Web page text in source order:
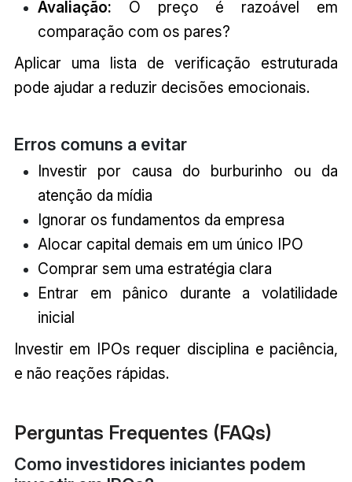
Avaliação: O preço é razoável em
comparação com os pares?
Aplicar uma lista de verificação estruturada
pode ajudar a reduzir decisões emocionais.
Erros comuns a evitar
Investir por causa do burburinho ou da
atenção da mídia
Ignorar os fundamentos da empresa
Alocar capital demais em um único IPO
Comprar sem uma estratégia clara
Entrar em pânico durante a volatilidade
inicial
Investir em IPOs requer disciplina e paciência,
e não reações rápidas.
Perguntas Frequentes (FAQs)
Como investidores iniciantes podem